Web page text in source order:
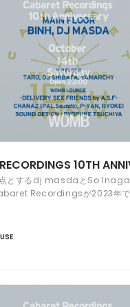
10TH
点とするdj masdaとSo
Recordingsが2023年で
れる。